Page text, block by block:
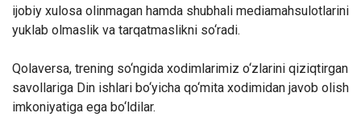
ijobiy xulosa olinmagan hamda shubhali mediamahsulotlarini
yuklab olmaslik va tarqatmaslikni so‘radi.
Qolaversa, trening so‘ngida xodimlarimiz o‘zlarini qiziqtirgan
savollariga Din ishlari bo‘yicha qo‘mita xodimidan javob olish
imkoniyatiga ega bo‘ldilar.